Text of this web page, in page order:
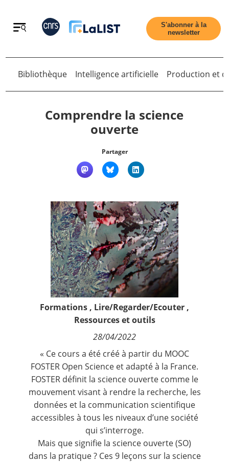
Retour
Qui sommes nous ?
Nous suivre
S'abonner à la
newsletter
Retour
Bibliothèque Intelligence artificielle Production et
Comprendre la science
ouverte
Partager
Formations , Lire/Regarder/Ecouter ,
Ressources et outils
28/04/2022
« Ce cours a été créé à partir du MOOC
FOSTER Open Science et adapté à la France.
FOSTER définit la science ouverte comme le
mouvement visant à rendre la recherche, les
données et la communication scientifique
accessibles à tous les niveaux d’une société
qui s’interroge.
Mais que signifie la science ouverte (SO)
dans la pratique ? Ces 9 leçons sur la science